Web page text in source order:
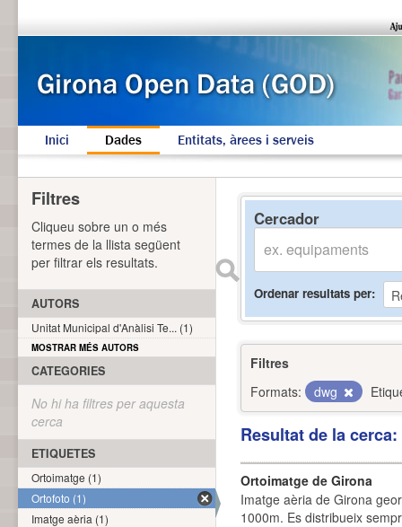
Inici Dades Entitats, àrees i serveis
Cercador
Ordenar resultats per
Filtres
Formats:
dwg
Resultat de la
Ortoimatge de Girona
Imatge aèria de Girona
1000m. Es distribueix
Filtres
Cliqueu sobre un o més
termes de la llista següent
per filtrar els resultats.
AUTORS
Unitat Municipal d'Anàlisi Te... (1)
MOSTRAR MÉS AUTORS
CATEGORIES
No hi ha filtres per aquesta
cerca
ETIQUETES
Ortoimatge (1)
Ortofoto (1)
Imatge aèria (1)